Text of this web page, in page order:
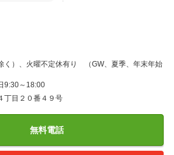
く）、火曜不定休有り （GW、夏季、年末年始
9:30～18:00
丁目２０番４９号
無料電話